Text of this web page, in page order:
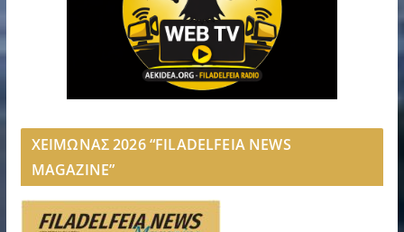
ΧΕΙΜΩΝΑΣ 2026 “FILADELFEIA NEWS
MAGAZINE”